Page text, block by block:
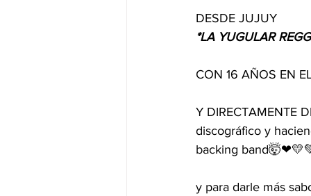
DESDE JUJUY
*LA YUGULAR
CON 16 AÑOS EN
Y DIRECTAMENTE
discográfico y
backing
y para darle más